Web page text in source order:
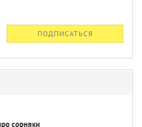
ПОДПИСАТЬСЯ
сорняки